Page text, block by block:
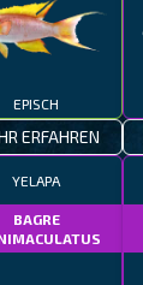
EPISCH
ERFAHREN
YELAPA
BAGRE